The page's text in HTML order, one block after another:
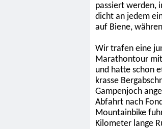
passiert werden,
dicht an jedem
auf Biene,
Wir trafen eine
Marathontour
und hatte schon
krasse
Gampenjoch
Abfahrt nach
Mountainbike
Kilometer lange